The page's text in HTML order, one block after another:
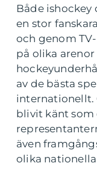
Både
en stor
och genom
på olika
av de bästa
internationellt.
blivit känt som
även
olika